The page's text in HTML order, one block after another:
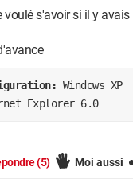
voulé s'avoir si il y
Windows XP
Explorer 6.0
(5) Moi aussi